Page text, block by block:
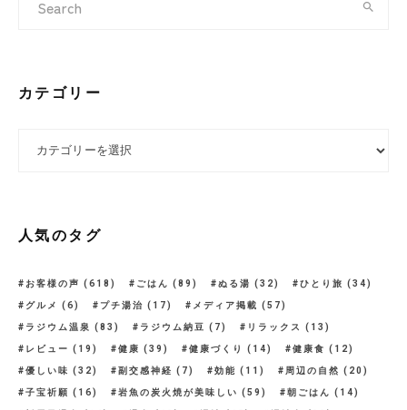
カテゴリー
人気のタグ
お客様の声 (618) ごはん (89) ぬる湯 (32) ひとり旅 (34)
グルメ (6) プチ湯治 (17) メディア掲載 (57)
ラジウム温泉 (83) ラジウム納豆 (7) リラックス (13)
レビュー (19) 健康 (39) 健康づくり (14) 健康食 (12)
優しい味 (32) 副交感神経 (7) 効能 (11) 周辺の自然 (20)
子宝祈願 (16) 岩魚の炭火焼が美味しい (59) 朝ごはん (14)